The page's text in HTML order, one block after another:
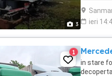
3
ieri
1
in stare